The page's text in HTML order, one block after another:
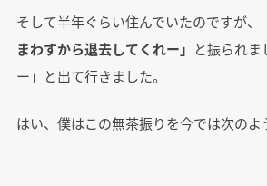
そして半年ぐらい住んでいたのですが、
まわすから退去してくれー」 と振られ
ー」と出て行きました。
はい、僕はこの無茶振りを今では次のよ